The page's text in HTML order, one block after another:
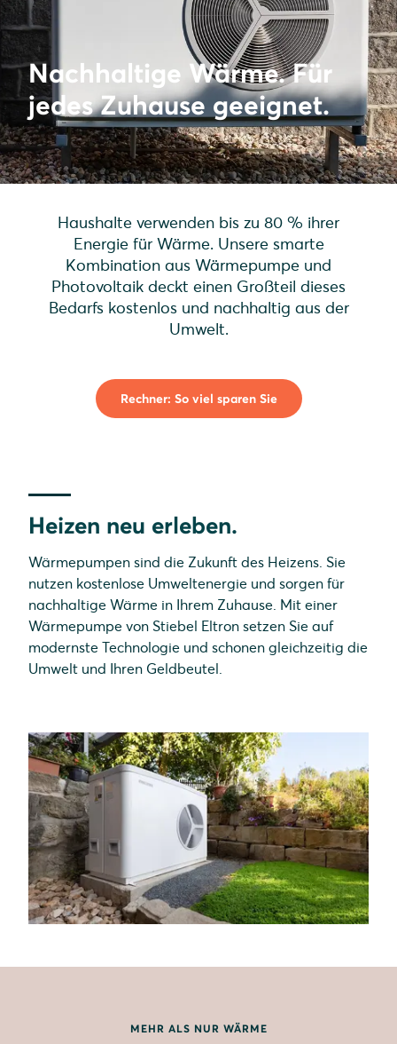
Nachhaltige Wärme. Für
jedes Zuhause geeignet.
Haushalte verwenden bis zu 80 % ihrer
Energie für Wärme. Unsere smarte
Kombination aus Wärmepumpe und
Photovoltaik deckt einen Großteil dieses
Bedarfs kostenlos und nachhaltig aus der
Umwelt.
Rechner: So viel sparen Sie
Heizen neu erleben.
Wärmepumpen sind die Zukunft des Heizens. Sie
nutzen kostenlose Umweltenergie und sorgen für
nachhaltige Wärme in Ihrem Zuhause. Mit einer
Wärmepumpe von Stiebel Eltron setzen Sie auf
modernste Technologie und schonen gleichzeitig die
Umwelt und Ihren Geldbeutel.
MEHR ALS NUR WÄRME